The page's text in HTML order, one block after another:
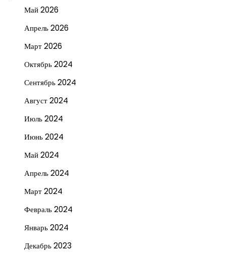
Май 2026
Апрель 2026
Март 2026
Октябрь 2024
Сентябрь 2024
Август 2024
Июль 2024
Июнь 2024
Май 2024
Апрель 2024
Март 2024
Февраль 2024
Январь 2024
Декабрь 2023